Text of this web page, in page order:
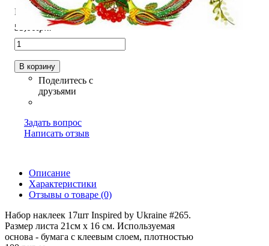
В наличии
55
грн.
В корзину
Задать вопрос
Написать отзыв
Описание
Характеристики
Отзывы о товаре (0)
Набор наклеек 17шт Inspired by Ukraine #265.
Размер листа 21см x 16 см. Используемая
основа - бумага с клеевым слоем, плотностью